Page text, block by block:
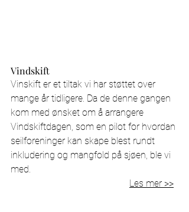
Vindskift
Vinskift er et tiltak vi har støttet over
mange år tidligere. Da de denne gangen
kom med ønsket om å arrangere
Vindskiftdagen, som en pilot for hvordan
seilforeninger kan skape blest rundt
inkludering og mangfold på sjøen, ble vi
med.
Les mer >>